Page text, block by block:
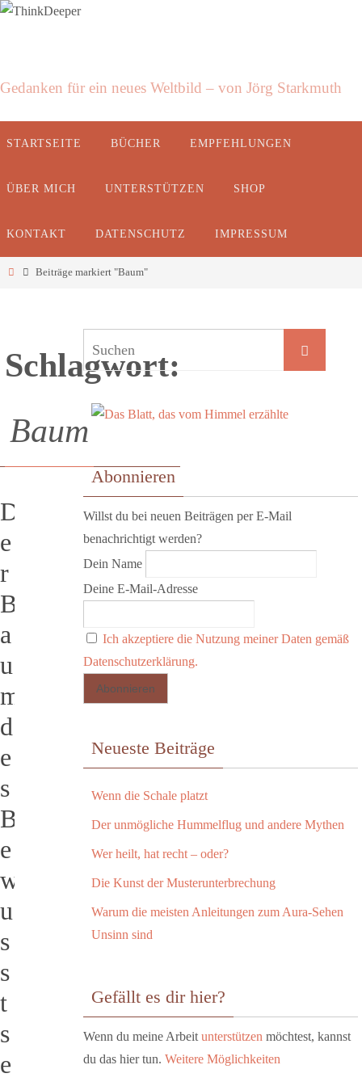
Gedanken für ein neues Weltbild – von Jörg Starkmuth
STARTSEITE BÜCHER EMPFEHLUNGEN
ÜBER MICH UNTERSTÜTZEN SHOP
KONTAKT DATENSCHUTZ IMPRESSUM
Beiträge markiert "Baum"
Schlagwort:
Baum
D
e
r
B
a
u
m
d
e
s
B
e
w
u
s
s
t
s
e
Abonnieren
Willst du bei neuen Beiträgen per E-Mail
benachrichtigt werden?
Dein Name
Deine E-Mail-Adresse
Ich akzeptiere die Nutzung meiner Daten gemäß
Datenschutzerklärung.
Neueste Beiträge
Wenn die Schale platzt
Der unmögliche Hummelflug und andere Mythen
Wer heilt, hat recht – oder?
Die Kunst der Musterunterbrechung
Warum die meisten Anleitungen zum Aura-Sehen
Unsinn sind
Gefällt es dir hier?
Wenn du meine Arbeit unterstützen möchtest, kannst
du das hier tun. Weitere Möglichkeiten